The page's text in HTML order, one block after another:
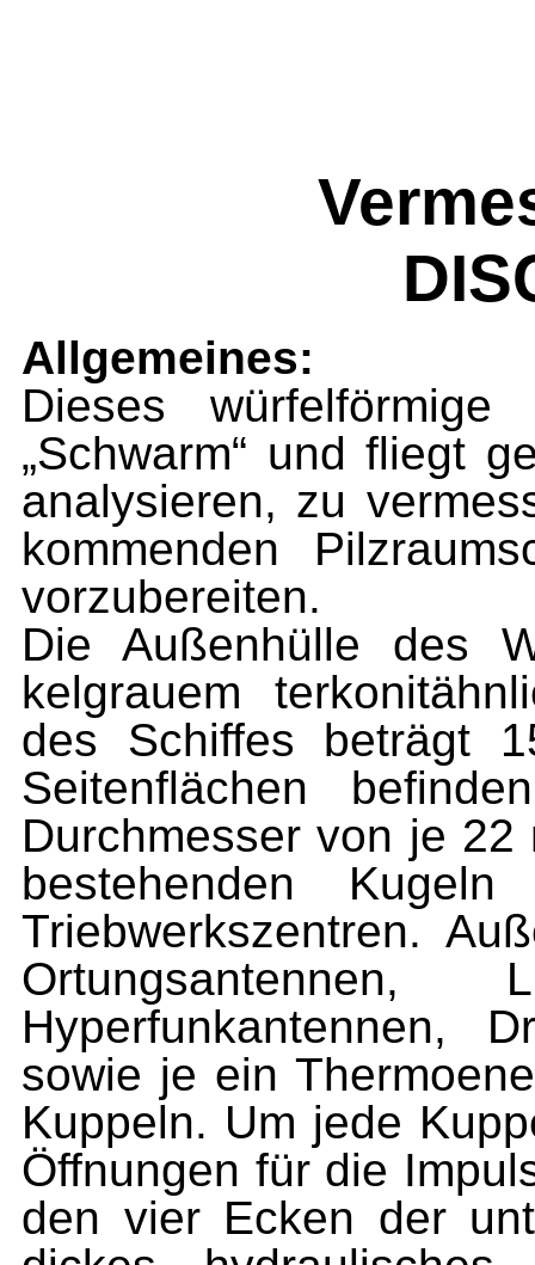
Allgemeines:
Dieses
„Schwarm“ und fliegt
analysieren, zu
kommenden
vorzubereiten.
Die Außenhülle des
kelgrauem
des Schiffes beträgt
Seitenflächen
Durchmesser von je
bestehenden
Triebwerkszentren.
Ortungsantennen,
Hyperfunkantennen,
sowie je ein
Kuppeln. Um jede
Öffnungen für die
den vier Ecken der